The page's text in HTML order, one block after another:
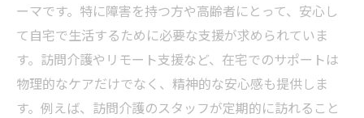
ーマです。特に障害を持つ方や高齢者にとって、安心し
て自宅で生活するために必要な支援が求められていま
す。訪問介護やリモート支援など、在宅でのサポートは
物理的なケアだけでなく、精神的な安心感も提供しま
す。例えば、訪問介護のスタッフが定期的に訪れること